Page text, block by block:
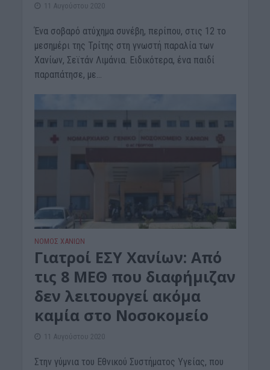
11 Αυγούστου 2020
Ένα σοβαρό ατύχημα συνέβη, περίπου, στις 12 το
μεσημέρι της Τρίτης στη γνωστή παραλία των
Χανίων, Σεϊτάν Λιμάνια. Ειδικότερα, ένα παιδί
παραπάτησε, με...
ΝΟΜΌΣ ΧΑΝΊΩΝ
Γιατροί ΕΣΥ Χανίων: Από
τις 8 ΜΕΘ που διαφήμιζαν
δεν λειτουργεί ακόμα
καμία στο Νοσοκομείο
11 Αυγούστου 2020
Στην γύμνια του Εθνικού Συστήματος Υγείας, που